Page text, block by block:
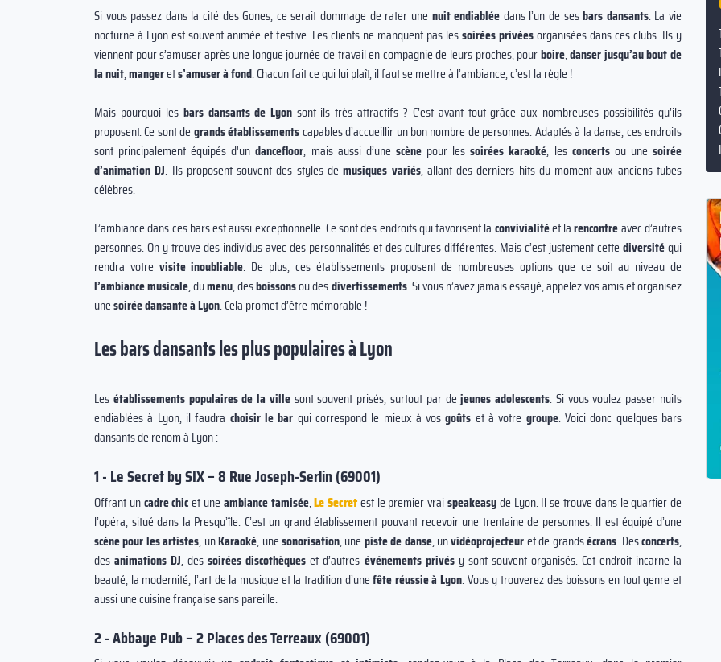
Si vous passez dans la cité des Gones, ce serait dommage de rater une nuit endiablée dans l’un de sesbars dansants. La vie
nocturne à Lyon est souvent animée et festive. Les clients ne manquent pas lessoirées privéesorganisées dans ces clubs. Ils y
viennent pour s’amuser après une longue journée de travail en compagnie de leurs proches, pourboire,danser jusqu’au bout de
la nuit,mangerets’amuser à fond. Chacun fait ce qui lui plaît, il faut se mettre à l’ambiance, c’est la règle !
Mais pourquoi les bars dansants de Lyon sont-ils très attractifs ? C’est avant tout grâce aux nombreuses possibilités qu’ils
proposent. Ce sont de grands établissementscapables d’accueillir un bon nombre de personnes. Adaptés à la danse, ces endroits
sont principalement équipés d'undancefloor, mais aussi d’une scène pour lessoirées karaoké, les concerts ou unesoirée
d’animation DJ. Ils proposent souvent des styles demusiques variés, allant des derniers hits du moment aux anciens tubes
célèbres.
L’ambiance dans ces bars est aussi exceptionnelle. Ce sont des endroits qui favorisent la convivialitéet larencontreavec d’autres
personnes. On y trouve des individus avec des personnalités et des cultures différentes. Mais c’est justement cette diversitéqui
rendra votre visite inoubliable. De plus, ces établissements proposent de nombreuses options que ce soit au niveau de
l’ambiance musicale, dumenu, desboissonsou desdivertissements. Si vous n’avez jamais essayé, appelez vos amis et organisez
unesoirée dansante à Lyon. Cela promet d’être mémorable !
Les bars dansants les plus populaires à Lyon
Les établissements populaires de la villesont souvent prisés, surtout par dejeunes adolescents. Si vous voulez passer nuits
endiablées à Lyon, il faudra choisir le bar qui correspond le mieux à vosgoûts et à votre groupe. Voici donc quelques bars
dansants de renom à Lyon :
1 - Le Secret by SIX – 8 Rue Joseph-Serlin (69001)
Offrant uncadre chicet une ambiance tamisée,Le Secretest le premier vraispeakeasyde Lyon. Il se trouve dans le quartier de
l’opéra, situé dans la Presqu’île. C’est un grand établissement pouvant recevoir une trentaine de personnes. Il est équipé d’une
scène pour lesartistes, unKaraoké, unesonorisation, une piste de danse, unvidéoprojecteuret de grandsécrans. Desconcerts,
desanimations DJ, dessoirées discothèques et d’autres événements privésy sont souvent organisés. Cet endroit incarne la
beauté, la modernité, l’art de la musique et la tradition d’unefête réussie à Lyon. Vous y trouverez des boissons en tout genre et
aussi une cuisine française sans pareille.
2 - Abbaye Pub – 2 Places des Terreaux (69001)